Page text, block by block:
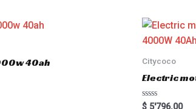
40ah Citycoco
Electric
R
$ 5'796.00